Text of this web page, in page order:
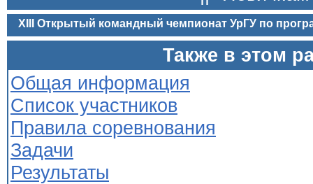
XIII Открытый командный чемпионат УрГУ по
Также в этом
Общая информация
Список участников
Правила соревнования
Задачи
Результаты